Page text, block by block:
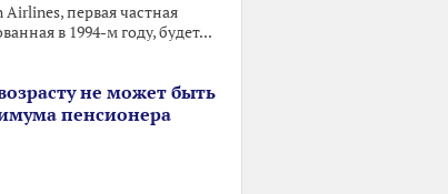
первая частная
в 1994-м году, будет...
не может быть
пенсионера